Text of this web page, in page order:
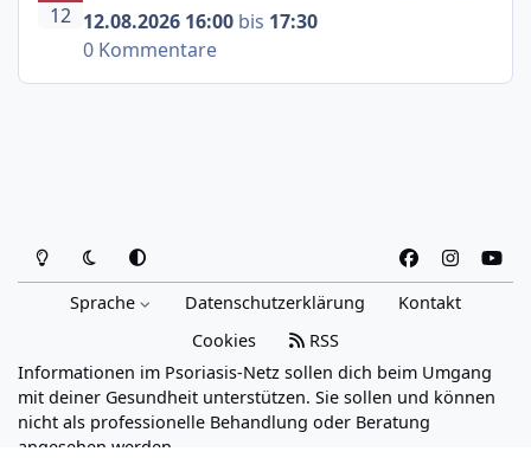
12 12.08.2026 16:00 bis 17:30
0 Kommentare
Heller ModusDunkler Modus
Systemeinstellung
a
b
o
o
n
s
a
g
o
u
b
Sprache Datenschutzerklärung
Kontakt
Cookies
RSS
Informationen im Psoriasis-Netz sollen dich beim Umgang
mit deiner Gesundheit unterstützen. Sie sollen und können
nicht als professionelle Behandlung oder Beratung
angesehen werden.